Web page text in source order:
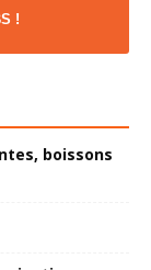
!
boissons